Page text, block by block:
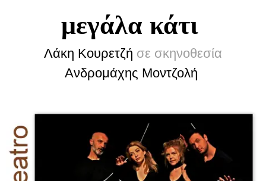
μεγάλα κάτι
Λάκη Κουρετζή σε σκηνοθεσία
Ανδρομάχης Μοντζολή